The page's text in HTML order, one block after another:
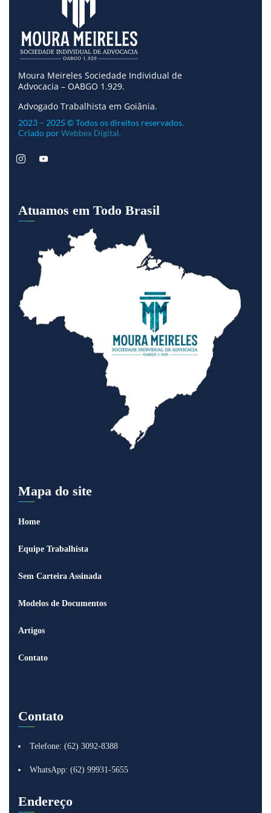
Moura Meireles Sociedade Individual de
Advocacia – OABGO 1.929.
Advogado Trabalhista em Goiânia.
2023 – 2025 © Todos os direitos reservados.
Criado porWebbex Digital.
Atuamos em Todo Brasil
Mapa do site
Home
Equipe Trabalhista
Sem Carteira Assinada
Modelos de Documentos
Artigos
Contato
Contato
Telefone: (62) 3092-8388
WhatsApp: (62) 99931-5655
Endereço